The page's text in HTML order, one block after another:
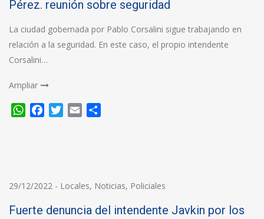
Pérez. reunión sobre seguridad
La ciudad gobernada por Pablo Corsalini sigue trabajando en
relación a la seguridad. En este caso, el propio intendente
Corsalini…
Ampliar
WhatsApp
FacebookTwitter
Email
29/12/2022 - Locales, Noticias, Policiales
Fuerte denuncia del intendente Javkin por los